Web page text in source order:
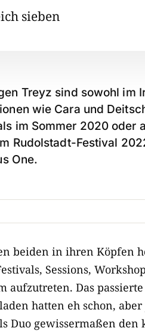
sieben
Treyz sind sowohl im
wie Cara und
im Sommer 2020 oder
Rudolstadt-Festival
One.
beiden in ihren Köpfen
Sessions,
aufzutreten. Das
hatten eh schon,
Duo gewissermaßen